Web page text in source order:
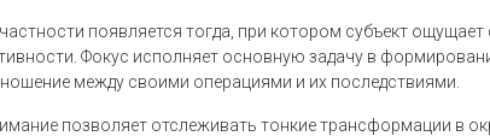
появляется тогда, при котором субъект
Фокус исполняет основную задачу в
между своими операциями и их последствиями.
позволяет отслеживать тонкие трансформации в